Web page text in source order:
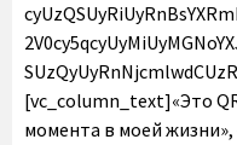
[vc_column_text]«Это
момента в моей жизни»,